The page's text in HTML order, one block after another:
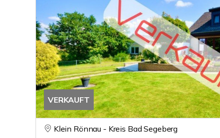
VERKAUFT
Klein Rönnau - Kreis Bad Segeberg